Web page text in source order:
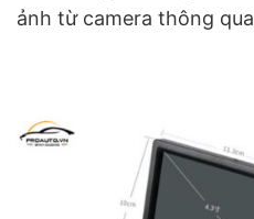
ảnh từ camera thông qua